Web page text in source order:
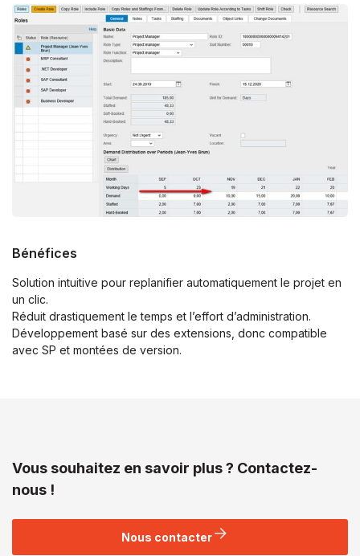
Bénéfices
Solution intuitive pour replanifier automatiquement le projet en
un clic.
Réduit drastiquement le temps et l’effort d’administration.
Développement basé sur des extensions, donc compatible
avec SP et montées de version.
Vous souhaitez en savoir plus ? Contactez-
nous !
Nous contacter